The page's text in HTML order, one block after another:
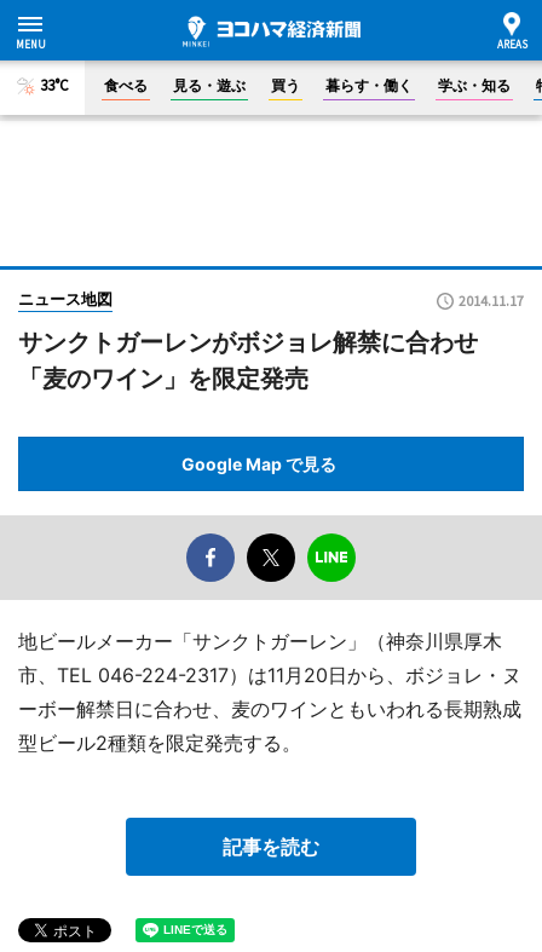
33°C 食べる 見る・遊ぶ 買う 暮らす・働く 学ぶ・知る
ニュース地図 2014.11.17
サンクトガーレンがボジョレ解禁に合わせ
「麦のワイン」を限定発売
Google Map で見る
地ビールメーカー「サンクトガーレン」（神奈川県厚木
市、TEL 046-224-2317）は11月20日から、ボジョレ・ヌ
ーボー解禁日に合わせ、麦のワインともいわれる長期熟成
型ビール2種類を限定発売する。
記事を読む